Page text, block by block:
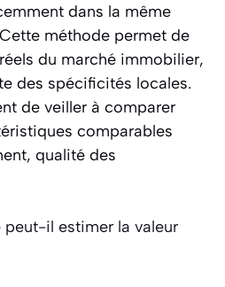
dans la même
méthode permet de
du marché immobilier,
des spécificités locales.
de veiller à comparer
comparables
qualité des
peut-il estimer la valeur